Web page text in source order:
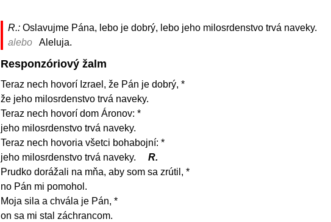
R.: Oslavujme Pána, lebo je dobrý, lebo jeho milosrdenstvo trvá naveky.
alebo
Aleluja.
Responzóriový žalm
Teraz nech hovorí Izrael, že Pán je dobrý, *
že jeho milosrdenstvo trvá naveky.
Teraz nech hovorí dom Áronov: *
jeho milosrdenstvo trvá naveky.
Teraz nech hovoria všetci bohabojní: *
jeho milosrdenstvo trvá naveky.
R.
Prudko dorážali na mňa, aby som sa zrútil, *
no Pán mi pomohol.
Moja sila a chvála je Pán, *
on sa mi stal záchrancom.